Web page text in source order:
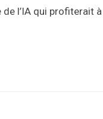
l’IA qui profiterait